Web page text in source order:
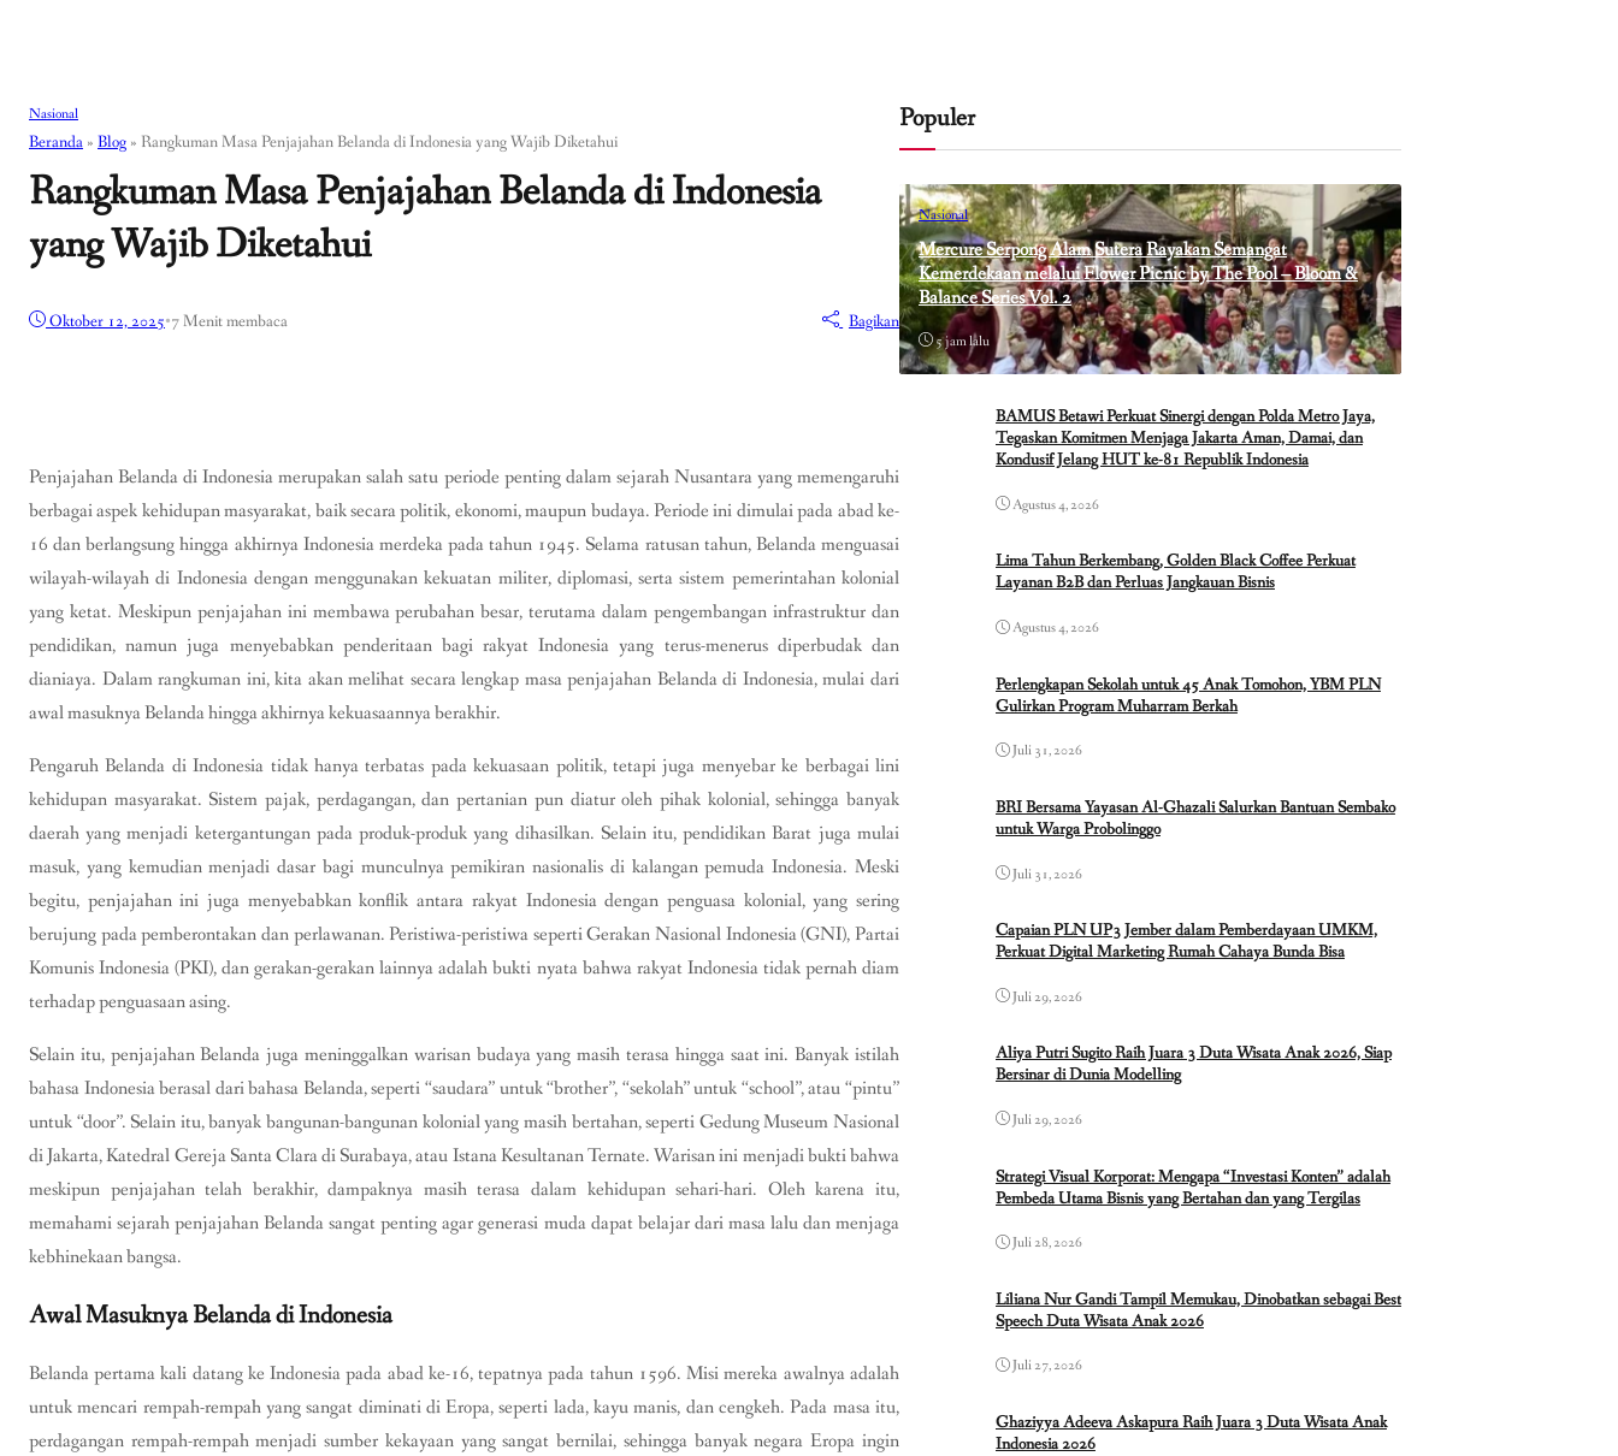
Nasional
Beranda » Blog » Rangkuman Masa Penjajahan Belanda di Indonesia yang Wajib Diketahui
Rangkuman Masa Penjajahan Belanda di Indonesia
yang Wajib Diketahui
Oktober 12, 2025•7 Menit membaca Bagikan
Penjajahan Belanda di Indonesia merupakan salah satu periode penting dalam sejarah Nusantara yang memengaruhi
berbagai aspek kehidupan masyarakat, baik secara politik, ekonomi, maupun budaya. Periode ini dimulai pada abad ke-
16 dan berlangsung hingga akhirnya Indonesia merdeka pada tahun 1945. Selama ratusan tahun, Belanda menguasai
wilayah-wilayah di Indonesia dengan menggunakan kekuatan militer, diplomasi, serta sistem pemerintahan kolonial
yang ketat. Meskipun penjajahan ini membawa perubahan besar, terutama dalam pengembangan infrastruktur dan
pendidikan, namun juga menyebabkan penderitaan bagi rakyat Indonesia yang terus-menerus diperbudak dan
dianiaya. Dalam rangkuman ini, kita akan melihat secara lengkap masa penjajahan Belanda di Indonesia, mulai dari
awal masuknya Belanda hingga akhirnya kekuasaannya berakhir.
Pengaruh Belanda di Indonesia tidak hanya terbatas pada kekuasaan politik, tetapi juga menyebar ke berbagai lini
kehidupan masyarakat. Sistem pajak, perdagangan, dan pertanian pun diatur oleh pihak kolonial, sehingga banyak
daerah yang menjadi ketergantungan pada produk-produk yang dihasilkan. Selain itu, pendidikan Barat juga mulai
masuk, yang kemudian menjadi dasar bagi munculnya pemikiran nasionalis di kalangan pemuda Indonesia. Meski
begitu, penjajahan ini juga menyebabkan konflik antara rakyat Indonesia dengan penguasa kolonial, yang sering
berujung pada pemberontakan dan perlawanan. Peristiwa-peristiwa seperti Gerakan Nasional Indonesia (GNI), Partai
Komunis Indonesia (PKI), dan gerakan-gerakan lainnya adalah bukti nyata bahwa rakyat Indonesia tidak pernah diam
terhadap penguasaan asing.
Selain itu, penjajahan Belanda juga meninggalkan warisan budaya yang masih terasa hingga saat ini. Banyak istilah
bahasa Indonesia berasal dari bahasa Belanda, seperti “saudara” untuk “brother”, “sekolah” untuk “school”, atau “pintu”
untuk “door”. Selain itu, banyak bangunan-bangunan kolonial yang masih bertahan, seperti Gedung Museum Nasional
di Jakarta, Katedral Gereja Santa Clara di Surabaya, atau Istana Kesultanan Ternate. Warisan ini menjadi bukti bahwa
meskipun penjajahan telah berakhir, dampaknya masih terasa dalam kehidupan sehari-hari. Oleh karena itu,
memahami sejarah penjajahan Belanda sangat penting agar generasi muda dapat belajar dari masa lalu dan menjaga
kebhinekaan bangsa.
Awal Masuknya Belanda di Indonesia
Belanda pertama kali datang ke Indonesia pada abad ke-16, tepatnya pada tahun 1596. Misi mereka awalnya adalah
untuk mencari rempah-rempah yang sangat diminati di Eropa, seperti lada, kayu manis, dan cengkeh. Pada masa itu,
perdagangan rempah-rempah menjadi sumber kekayaan yang sangat bernilai, sehingga banyak negara Eropa ingin
Populer
Nasional
Mercure Serpong Alam Sutera Rayakan Semangat
Kemerdekaan melalui Flower Picnic by The Pool – Bloom &
Balance Series Vol. 2
5 jam lalu
BAMUS Betawi Perkuat Sinergi dengan Polda Metro Jaya,
Tegaskan Komitmen Menjaga Jakarta Aman, Damai, dan
Kondusif Jelang HUT ke-81 Republik Indonesia
Agustus 4, 2026
Lima Tahun Berkembang, Golden Black Coffee Perkuat
Layanan B2B dan Perluas Jangkauan Bisnis
Agustus 4, 2026
Perlengkapan Sekolah untuk 45 Anak Tomohon, YBM PLN
Gulirkan Program Muharram Berkah
Juli 31, 2026
BRI Bersama Yayasan Al-Ghazali Salurkan Bantuan Sembako
untuk Warga Probolinggo
Juli 31, 2026
Capaian PLN UP3 Jember dalam Pemberdayaan UMKM,
Perkuat Digital Marketing Rumah Cahaya Bunda Bisa
Juli 29, 2026
Aliya Putri Sugito Raih Juara 3 Duta Wisata Anak 2026, Siap
Bersinar di Dunia Modelling
Juli 29, 2026
Strategi Visual Korporat: Mengapa “Investasi Konten” adalah
Pembeda Utama Bisnis yang Bertahan dan yang Tergilas
Juli 28, 2026
Liliana Nur Gandi Tampil Memukau, Dinobatkan sebagai Best
Speech Duta Wisata Anak 2026
Juli 27, 2026
Ghaziyya Adeeva Askapura Raih Juara 3 Duta Wisata Anak
Indonesia 2026